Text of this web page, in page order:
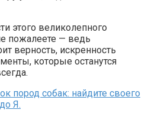
этого великолепного
пожалеете — ведь
верность, искренность
которые останутся
пород собак: найдите своего
Я.